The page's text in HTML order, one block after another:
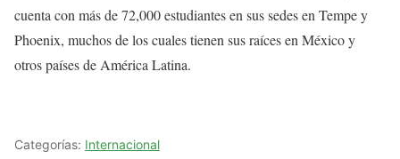
cuenta con más de 72,000 estudiantes en sus sedes en Tempe y
Phoenix, muchos de los cuales tienen sus raíces en México y
otros países de América Latina.
Categorías: Internacional